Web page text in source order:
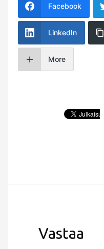
Facebook
LinkedIn
More
Vastaa